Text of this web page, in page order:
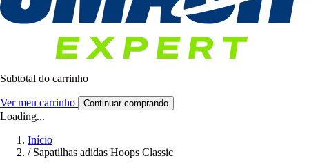
Subtotal do carrinho
Ver meu carrinho Continuar comprando
Loading...
Início
/ Sapatilhas adidas Hoops Classic